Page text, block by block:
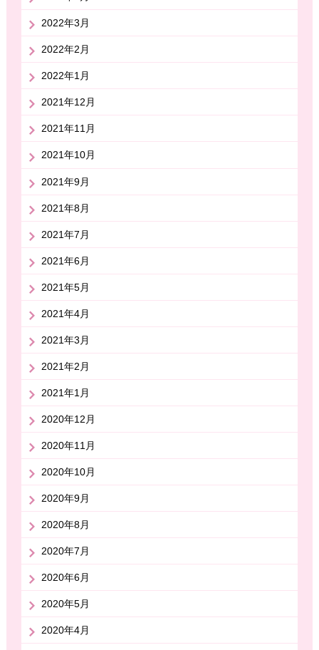
2022年3月
2022年2月
2022年1月
2021年12月
2021年11月
2021年10月
2021年9月
2021年8月
2021年7月
2021年6月
2021年5月
2021年4月
2021年3月
2021年2月
2021年1月
2020年12月
2020年11月
2020年10月
2020年9月
2020年8月
2020年7月
2020年6月
2020年5月
2020年4月